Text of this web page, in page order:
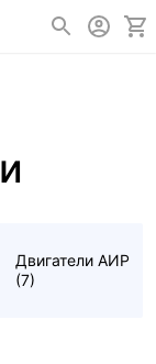
Двигатели АИР
(7)